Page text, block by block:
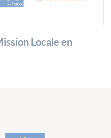
Locale en